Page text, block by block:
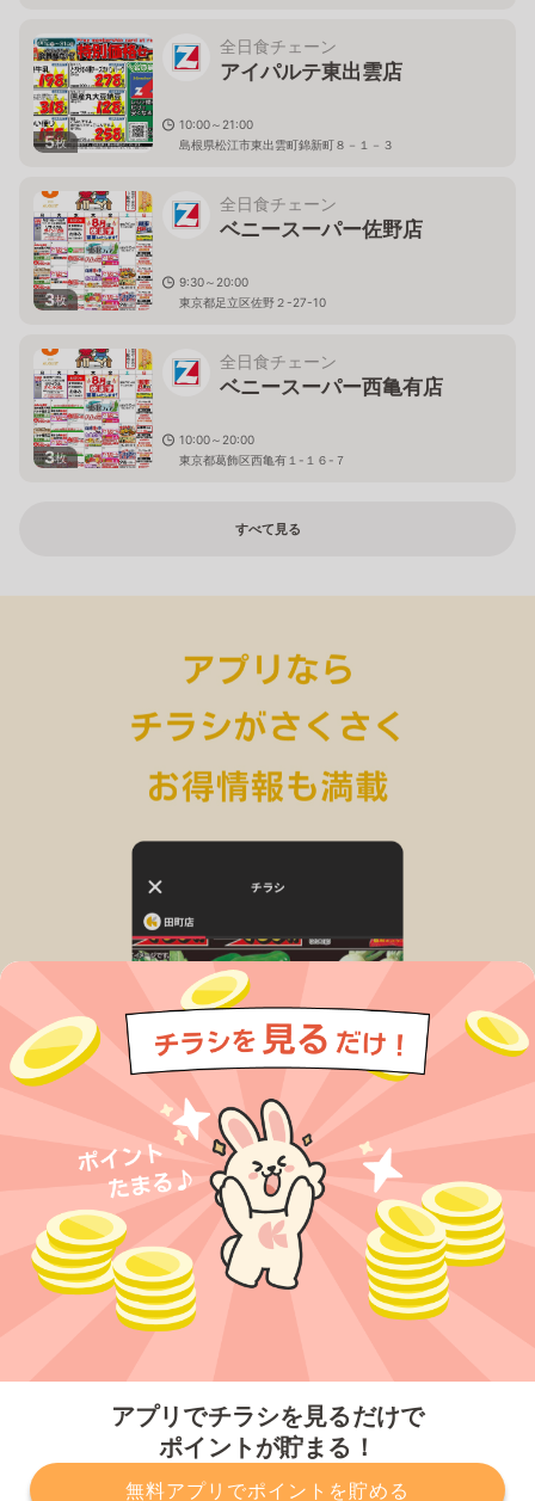
アプリでチラシを見るだけで
ポイントが貯まる！
無料アプリでポイントを貯める
5枚
全日食チェーン
アイパルテ東出雲店
10:00～21:00
島根県松江市東出雲町錦新町８－１－３
3枚
全日食チェーン
ベニースーパー佐野店
9:30～20:00
東京都足立区佐野２-27-10
3枚
全日食チェーン
ベニースーパー西亀有店
10:00～20:00
東京都葛飾区西亀有１-１６-７
すべて見る